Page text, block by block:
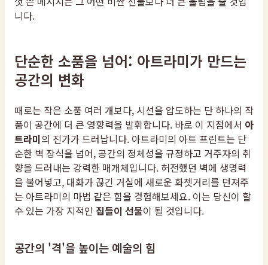
니다.
단순한 소품을 넘어: 아트라미가 만드는
공간의 변화
때로는 작은 소품 여러 개보다, 시선을 압도하는 단 하나의 작
품이 공간에 더 큰 영향력을 발휘합니다. 바로 이 지점에서 아
트라미의 진가가 드러납니다. 아트라미의 아트 프린트는 단
순한 벽 장식을 넘어, 공간의 정체성을 규정하고 거주자의 취
향을 드러내는 강력한 매개체입니다. 허전했던 벽에 생명력
을 불어넣고, 대화가 끊긴 거실에 새로운 화젯거리를 던져주
는 아트라미의 마법 같은 힘을 경험해보세요. 이는 당신이 할
수 있는 가장 지적인 집들이 선물이 될 것입니다.
공간의 '격'을 높이는 예술의 힘